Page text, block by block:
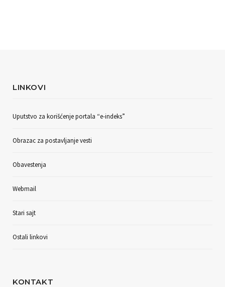
LINKOVI
Uputstvo za korišćenje portala “e-indeks”
Obrazac za postavljanje vesti
Obavestenja
Webmail
Stari sajt
Ostali linkovi
KONTAKT